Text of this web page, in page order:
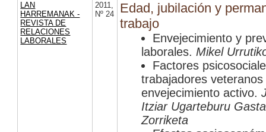
LAN
HARREMANAK -
REVISTA DE
RELACIONES
LABORALES
2011,
Nº 24
Edad, jubilación y
trabajo
Envejecimiento y
laborales. Mikel
Factores
trabajadores
envejecimiento activo.
Itziar Ugarteburu
Zorriketa